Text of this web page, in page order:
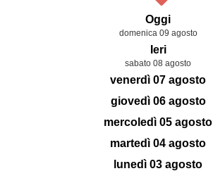
Oggi
domenica 09 agosto
Ieri
sabato 08 agosto
venerdì 07 agosto
giovedì 06 agosto
mercoledì 05 agosto
martedì 04 agosto
lunedì 03 agosto